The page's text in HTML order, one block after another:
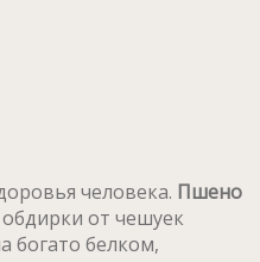
человека. Пшено
от чешуек
богато белком,